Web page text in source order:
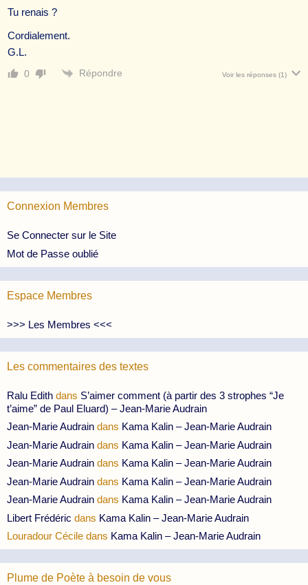
Tu renais ?
Cordialement.
G.L.
0 Répondre Voir les réponses (1)
Connexion Membres
Se Connecter sur le Site
Mot de Passe oublié
Espace Membres
>>> Les Membres <<<
Les commentaires des textes
Ralu Edith dans S’aimer comment (à partir des 3 strophes “Je
t’aime” de Paul Eluard) – Jean-Marie Audrain
Jean-Marie Audrain dans Kama Kalin – Jean-Marie Audrain
Jean-Marie Audrain dans Kama Kalin – Jean-Marie Audrain
Jean-Marie Audrain dans Kama Kalin – Jean-Marie Audrain
Jean-Marie Audrain dans Kama Kalin – Jean-Marie Audrain
Jean-Marie Audrain dans Kama Kalin – Jean-Marie Audrain
Libert Frédéric dans Kama Kalin – Jean-Marie Audrain
Louradour Cécile dans Kama Kalin – Jean-Marie Audrain
Plume de Poète à besoin de vous